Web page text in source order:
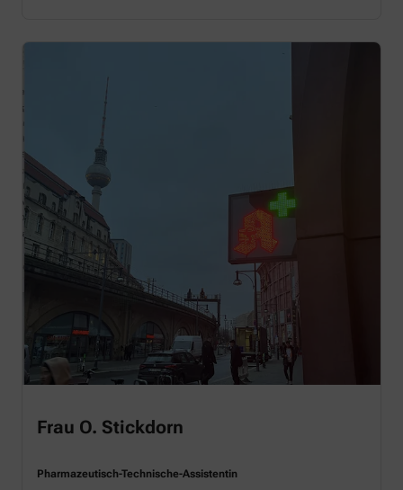
Frau O. Stickdorn
Pharmazeutisch-Technische-Assistentin